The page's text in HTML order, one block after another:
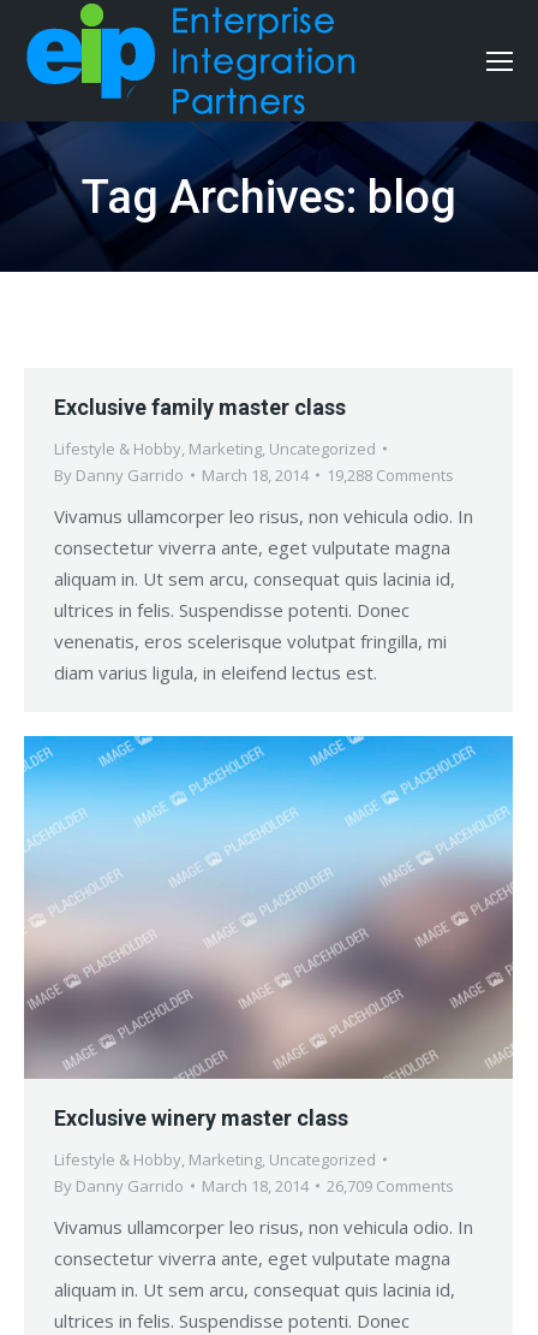
Tag Archives:blog
Exclusive family master class
Lifestyle & Hobby, Marketing, Uncategorized
By Danny Garrido March 18, 2014 19,288 Comments
Vivamus ullamcorper leo risus, non vehicula odio. In
consectetur viverra ante, eget vulputate magna
aliquam in. Ut sem arcu, consequat quis lacinia id,
ultrices in felis. Suspendisse potenti. Donec
venenatis, eros scelerisque volutpat fringilla, mi
diam varius ligula, in eleifend lectus est.
Exclusive winery master class
Lifestyle & Hobby, Marketing, Uncategorized
By Danny Garrido March 18, 2014 26,709 Comments
Vivamus ullamcorper leo risus, non vehicula odio. In
consectetur viverra ante, eget vulputate magna
aliquam in. Ut sem arcu, consequat quis lacinia id,
ultrices in felis. Suspendisse potenti. Donec